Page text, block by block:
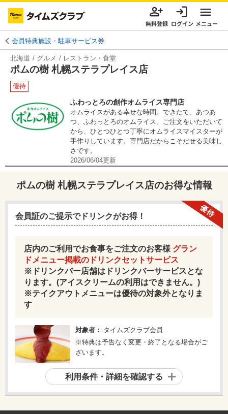
無料登録 ログイン メニュー
会員特典施設・駐車サービス券
北海道 グルメ レストラン・食堂
ポムの樹 札幌ステラプレイス店
優待
ふわっとろの創作オムライス専門店
オムライスがある幸せな時間。できたて、あつあ
つ、ふわっとろのオムライス。ご注文をいただいて
から、ひとつひとつ丁寧にオムライスマイスターが
手作りしています。専門店だからこそだせる美味し
さです。
2026/06/04更新
ポムの樹 札幌ステラプレイス店のお得な情報
優待
会員証のご提示でドリンクがお得！
店内のご利用でお食事をご注文のお客様 グラン
ドメニュー掲載のドリンクセットサービス
※ドリンクバー店舗はドリンクバーサービスとな
ります。(アイスクリームの利用はできません。)
※テイクアウトメニューは優待の対象外となりま
す
対象者： タイムズクラブ会員
※特典は予告なく変更・終了となる場合がご
ざいます。
利用条件・詳細を確認する